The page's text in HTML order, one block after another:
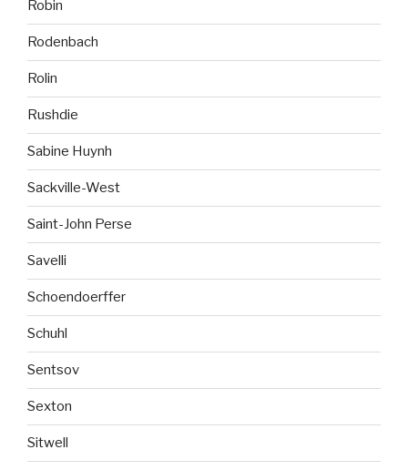
Robin
Rodenbach
Rolin
Rushdie
Sabine Huynh
Sackville-West
Saint-John Perse
Savelli
Schoendoerffer
Schuhl
Sentsov
Sexton
Sitwell